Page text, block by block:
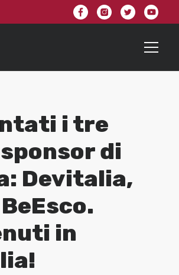
i tre
di
Devitalia,
BeEsco.
in